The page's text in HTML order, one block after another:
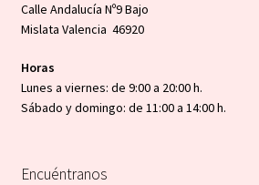
Calle Andalucía Nº9 Bajo
Mislata Valencia 46920
Horas
Lunes a viernes: de 9:00 a 20:00 h.
Sábado y domingo: de 11:00 a 14:00 h.
Encuéntranos